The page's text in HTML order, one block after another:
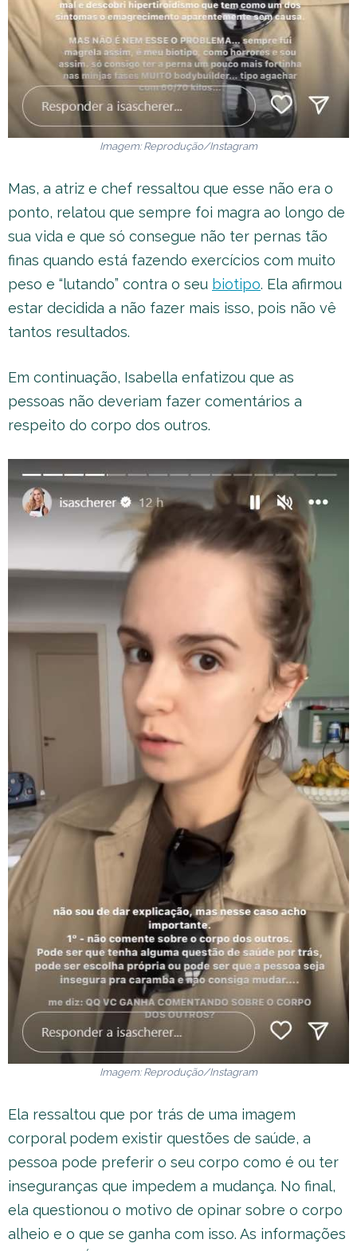
Imagem: Reprodução/Instagram
Mas, a atriz e chef ressaltou que esse não era o
ponto, relatou que sempre foi magra ao longo de
sua vida e que só consegue não ter pernas tão
finas quando está fazendo exercícios com muito
peso e “lutando” contra o seu biotipo. Ela afirmou
estar decidida a não fazer mais isso, pois não vê
tantos resultados.
Em continuação, Isabella enfatizou que as
pessoas não deveriam fazer comentários a
respeito do corpo dos outros.
Imagem: Reprodução/Instagram
Ela ressaltou que por trás de uma imagem
corporal podem existir questões de saúde, a
pessoa pode preferir o seu corpo como é ou ter
inseguranças que impedem a mudança. No final,
ela questionou o motivo de opinar sobre o corpo
alheio e o que se ganha com isso. As informações